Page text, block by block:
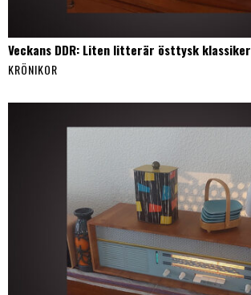
Veckans DDR: Liten litterär östtysk klassiker
KRÖNIKOR